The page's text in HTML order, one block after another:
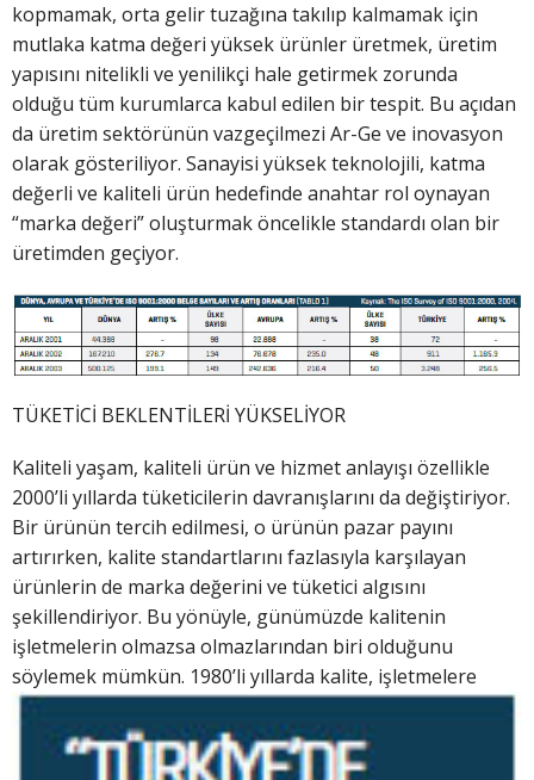
kopmamak, orta gelir tuzağına takılıp kalmamak için
mutlaka katma değeri yüksek ürünler üretmek, üretim
yapısını nitelikli ve yenilikçi hale getirmek zorunda
olduğu tüm kurumlarca kabul edilen bir tespit. Bu açıdan
da üretim sektörünün vazgeçilmezi Ar-Ge ve inovasyon
olarak gösteriliyor. Sanayisi yüksek teknolojili, katma
değerli ve kaliteli ürün hedefinde anahtar rol oynayan
“marka değeri” oluşturmak öncelikle standardı olan bir
üretimden geçiyor.
TÜKETİCİ BEKLENTİLERİ YÜKSELİYOR
Kaliteli yaşam, kaliteli ürün ve hizmet anlayışı özellikle
2000’li yıllarda tüketicilerin davranışlarını da değiştiriyor.
Bir ürünün tercih edilmesi, o ürünün pazar payını
artırırken, kalite standartlarını fazlasıyla karşılayan
ürünlerin de marka değerini ve tüketici algısını
şekillendiriyor. Bu yönüyle, günümüzde kalitenin
işletmelerin olmazsa olmazlarından biri olduğunu
söylemek mümkün. 1980’li yıllarda kalite, işletmelere